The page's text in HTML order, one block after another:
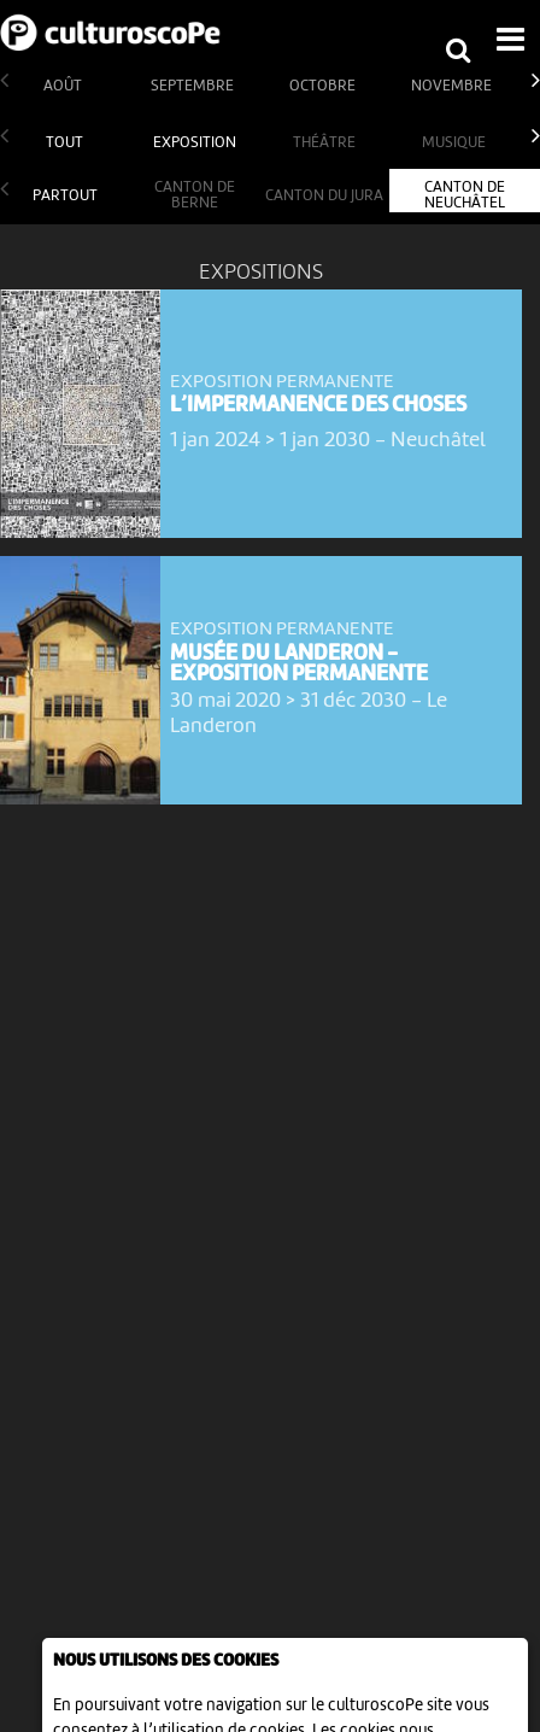
NOUS UTILISONS DES COOKIES
En poursuivant votre navigation sur le culturoscoPe site vous
AOÛT SEPTEMBRE OCTOBRE NOVEMBRE
TOUT EXPOSITION THÉÂTRE MUSIQUE
PARTOUT
CANTON DE
BERNE
CANTON DU JURA
CANTON DE
NEUCHÂTEL
EXPOSITIONS
EXPOSITION PERMANENTE
L’IMPERMANENCE DES CHOSES
1 jan 2024 > 1 jan 2030- Neuchâtel
EXPOSITION PERMANENTE
MUSÉE DU LANDERON -
EXPOSITION PERMANENTE
30 mai 2020 > 31 déc 2030- Le
Landeron